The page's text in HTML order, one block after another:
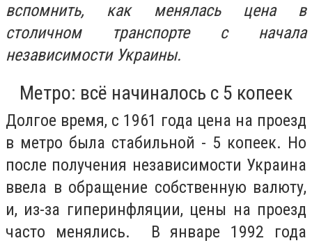
вспомнить, как менялась цена в
столичном транспорте с начала
независимости Украины.
Метро: всё начиналось с 5 копеек
Долгое время, с 1961 года цена на проезд
в метро была стабильной - 5 копеек. Но
после получения независимости Украина
ввела в обращение собственную валюту,
и, из-за гиперинфляции, цены на проезд
часто менялись. В январе 1992 года